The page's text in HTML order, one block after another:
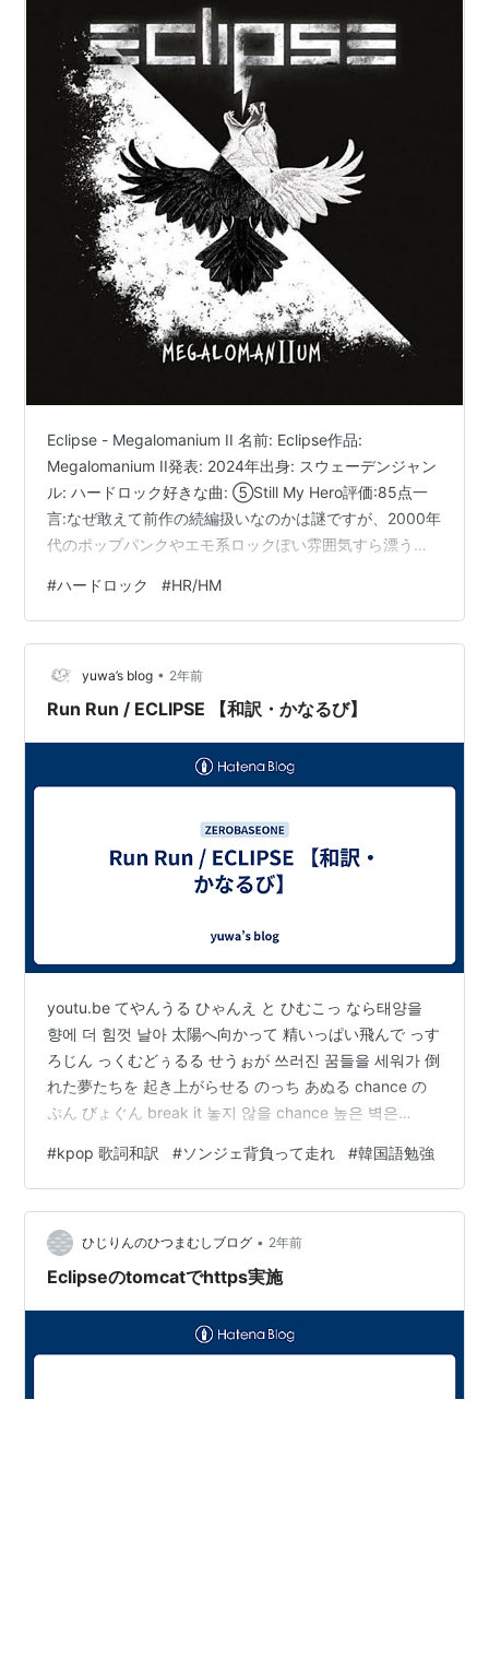
Eclipse - Megalomanium II 名前: Eclipse作品:
Megalomanium II発表: 2024年出身: スウェーデンジャン
ル: ハードロック好きな曲: ⑤Still My Hero評価:85点一
言:なぜ敢えて前作の続編扱いなのかは謎ですが、2000年
代のポップパンクやエモ系ロックぽい雰囲気すら漂うキ
おすすめメタルアルバム紹介するマン
(@OsusuMetalMan) 2024年10月3日 ランキング参加中
HM/HRランキング参加中メタル
#ハードロック #HR/HM
yuwa’s blog • 2年前
Run Run / ECLIPSE 【和訳・かなるび】
youtu.be てやんうる ひゃんえ と ひむこっ なら태양을
향에 더 힘껏 날아 太陽へ向かって 精いっぱい飛んで っす
ろじん っくむどぅるる せうぉが 쓰러진 꿈들을 세워가 倒
れた夢たちを 起き上がらせる のっち あぬる chance の
ぷん びょぐん break it 놓지 않을 chance 높은 벽은
りる ったらが 심장 소릴 따라가 ハートの声に従っていく
んだ Bye,bye ぬんむれ ちなんなるん Bye,bye 눈물의 지
난날은 涙で過ぎ去った日々は もうさよなら Hi きだりょ
うん すんがん right…
#kpop 歌詞和訳 #ソンジェ背負って走れ #韓国語勉強
ひじりんのひつまむしブログ • 2年前
Eclipseのtomcatでhttps実施